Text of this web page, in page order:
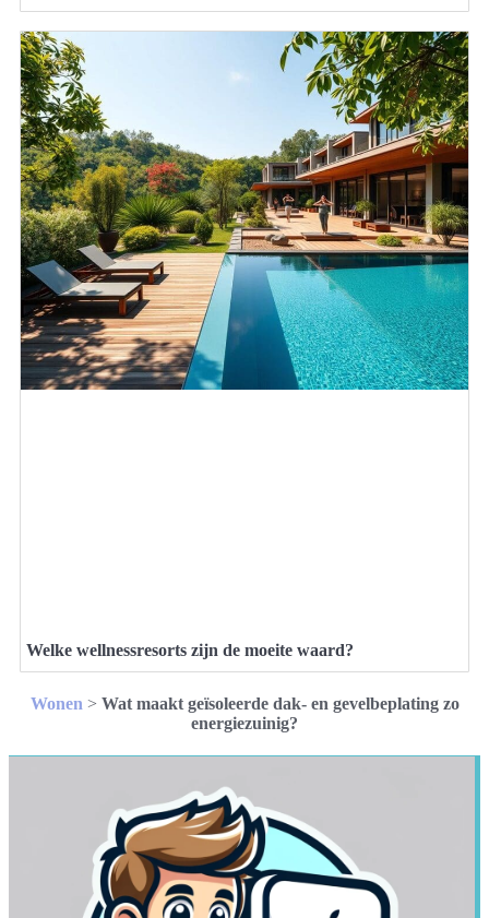
Welke wellnessresorts zijn de moeite waard?
Wonen > Wat maakt geïsoleerde dak- en gevelbeplating zo
energiezuinig?